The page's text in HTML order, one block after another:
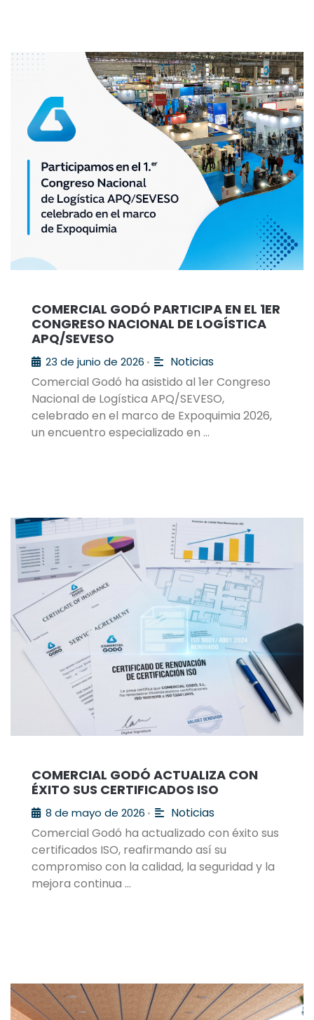
COMERCIAL GODÓ PARTICIPA EN EL 1ER
CONGRESO NACIONAL DE LOGÍSTICA
APQ/SEVESO
23 de junio de 2026 •
Noticias
Comercial Godó ha asistido al 1er Congreso
Nacional de Logística APQ/SEVESO,
celebrado en el marco de Expoquimia 2026,
un encuentro especializado en …
COMERCIAL GODÓ ACTUALIZA CON
ÉXITO SUS CERTIFICADOS ISO
8 de mayo de 2026 •
Noticias
Comercial Godó ha actualizado con éxito sus
certificados ISO, reafirmando así su
compromiso con la calidad, la seguridad y la
mejora continua …